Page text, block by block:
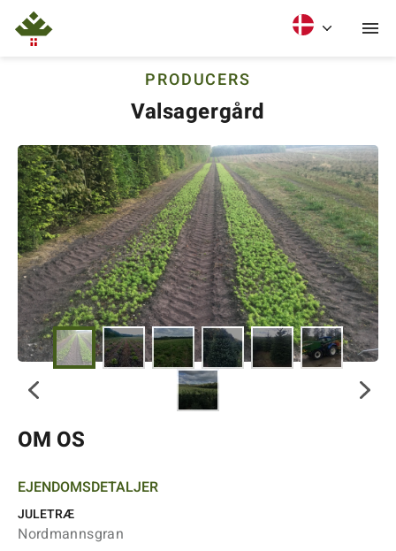
PRODUCERS
Valsagergård
OM OS
EJENDOMSDETALJER
JULETRÆ
Nordmannsgran